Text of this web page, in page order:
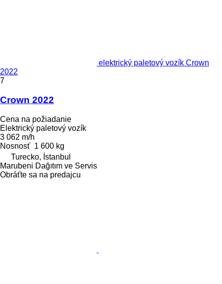
elektrický paletový vozík Crown
2022
7
Crown 2022
Cena na požiadanie
Elektrický paletový vozík
3 062 m/h
Nosnosť 1 600 kg
Turecko, İstanbul
Marubeni Dağıtım ve Servis
Obráťte sa na predajcu